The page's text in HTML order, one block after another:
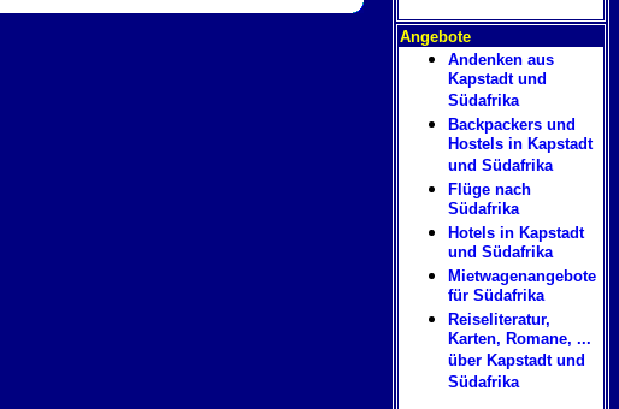
Angebote
Andenken aus
Kapstadt und
Südafrika
Backpackers und
Hostels in Kapstadt
und Südafrika
Flüge nach
Südafrika
Hotels in Kapstadt
und Südafrika
Mietwagenangebote
für Südafrika
Reiseliteratur,
Karten, Romane, ...
über Kapstadt und
Südafrika